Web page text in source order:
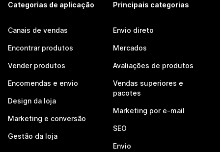
Categorias de aplicação
Canais de vendas
Encontrar produtos
Vender produtos
Encomendas e envio
Design da loja
Marketing e conversão
Gestão da loja
Principais categorias
Envio direto
Mercados
Avaliações de produtos
Vendas superiores e
pacotes
Marketing por e-mail
SEO
Envio